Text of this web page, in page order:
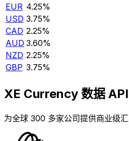
EUR 4.25%
USD 3.75%
CAD 2.25%
AUD 3.60%
NZD 2.25%
GBP 3.75%
XE Currency 数据 API
为全球 300 多家公司提供商业级